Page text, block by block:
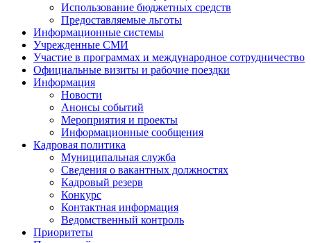
Использование бюджетных средств
Предоставляемые льготы
Информационные системы
Учрежденные СМИ
Участие в программах и международное сотрудничество
Официальные визиты и рабочие поездки
Информация
Новости
Анонсы событий
Мероприятия и проекты
Информационные сообщения
Кадровая политика
Муниципальная служба
Сведения о вакантных должностях
Кадровый резерв
Конкурс
Контактная информация
Ведомственный контроль
Приоритеты